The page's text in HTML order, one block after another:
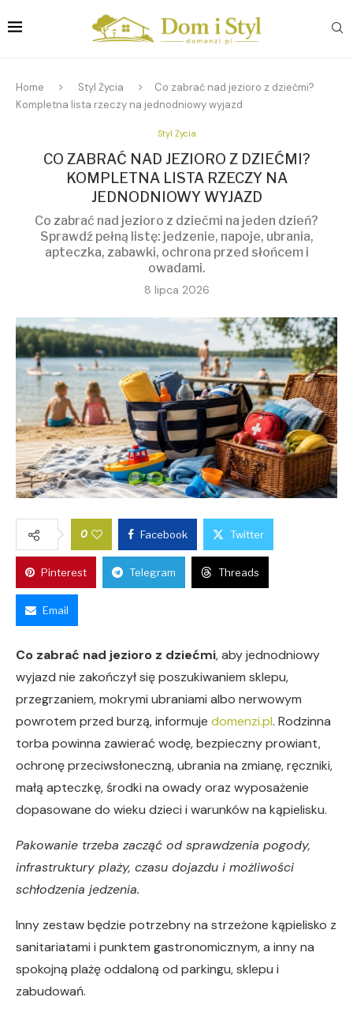
Home Styl Życia
Co zabrać nad jezioro z dziećmi?
Kompletna lista rzeczy na jednodniowy wyjazd
Styl Życia
CO ZABRAĆ NAD JEZIORO Z DZIEĆMI?
KOMPLETNA LISTA RZECZY NA
JEDNODNIOWY WYJAZD
Co zabrać nad jezioro z dziećmi na jeden dzień?
Sprawdź pełną listę: jedzenie, napoje, ubrania,
apteczka, zabawki, ochrona przed słońcem i
owadami.
8 lipca 2026
0 Facebook Twitter
Pinterest Telegram Threads
Email
Co zabrać nad jezioro z dziećmi, aby jednodniowy
wyjazd nie zakończył się poszukiwaniem sklepu,
przegrzaniem, mokrymi ubraniami albo nerwowym
powrotem przed burzą, informuje domenzi.pl. Rodzinna
torba powinna zawierać wodę, bezpieczny prowiant,
ochronę przeciwsłoneczną, ubrania na zmianę, ręczniki,
małą apteczkę, środki na owady oraz wyposażenie
dopasowane do wieku dzieci i warunków na kąpielisku.
Pakowanie trzeba zacząć od sprawdzenia pogody,
infrastruktury plaży, czasu dojazdu i możliwości
schłodzenia jedzenia.
Inny zestaw będzie potrzebny na strzeżone kąpielisko z
sanitariatami i punktem gastronomicznym, a inny na
spokojną plażę oddaloną od parkingu, sklepu i
zabudowań.